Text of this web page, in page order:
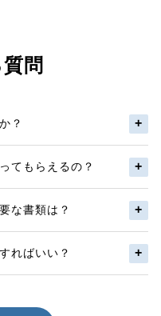
問
？
てもらえるの？
な書類は？
ればいい？